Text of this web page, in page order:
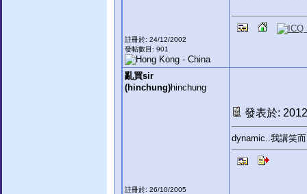
註冊於: 24/12/2002
發帖數目: 901
亂買sir
(hinchung)hinchung
註冊於: 26/10/2005
發表於:
dynamic..我講笑